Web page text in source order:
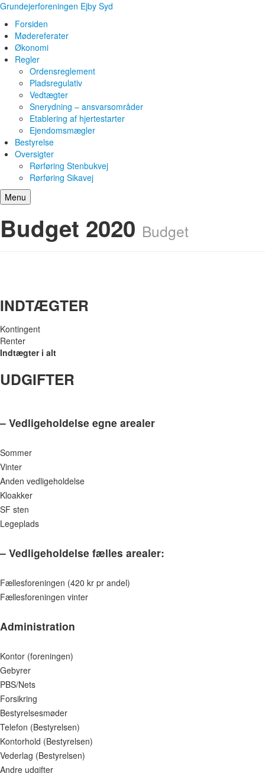
Grundejerforeningen Ejby Syd
Forsiden
Mødereferater
Økonomi
Regler
Ordensreglement
Pladsregulativ
Vedtægter
Snerydning – ansvarsområder
Etablering af hjertestarter
Ejendomsmægler
Bestyrelse
Oversigter
Rørføring Stenbukvej
Rørføring Sikavej
Menu
Budget 2020 Budget
INDTÆGTER
Kontingent
Renter
Indtægter i alt
UDGIFTER
– Vedligeholdelse egne arealer
Sommer
Vinter
Anden vedligeholdelse
Kloakker
SF sten
Legeplads
– Vedligeholdelse fælles arealer:
Fællesforeningen (420 kr pr andel)
Fællesforeningen vinter
Administration
Kontor (foreningen)
Gebyrer
PBS/Nets
Forsikring
Bestyrelsesmøder
Telefon (Bestyrelsen)
Kontorhold (Bestyrelsen)
Vederlag (Bestyrelsen)
Andre udgifter